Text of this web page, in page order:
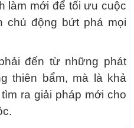
làm mới để tối ưu cuộc
chủ động bứt phá mọi
đến từ những phát
thiên bẩm, mà là khả
ra giải pháp mới cho